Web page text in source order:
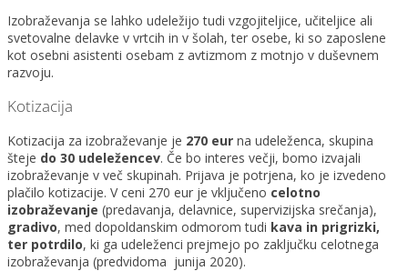
Izobraževanja se lahko udeležijo tudi vzgojiteljice, učiteljice ali
svetovalne delavke v vrtcih in v šolah, ter osebe, ki so zaposlene
kot osebni asistenti osebam z avtizmom z motnjo v duševnem
razvoju.
Kotizacija
Kotizacija za izobraževanje je 270 eur na udeleženca, skupina
šteje do 30 udeležencev. Če bo interes večji, bomo izvajali
izobraževanje v več skupinah. Prijava je potrjena, ko je izvedeno
plačilo kotizacije. V ceni 270 eur je vključeno celotno
izobraževanje (predavanja, delavnice, supervizijska srečanja),
gradivo, med dopoldanskim odmorom tudi kava in prigrizki,
ter potrdilo, ki ga udeleženci prejmejo po zaključku celotnega
izobraževanja (predvidoma junija 2020).